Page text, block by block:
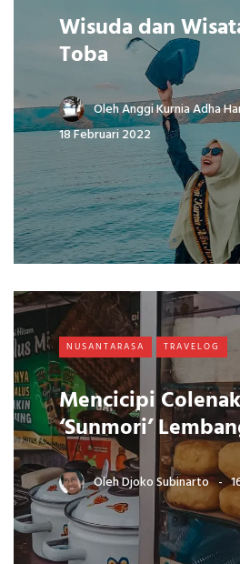
Wisuda dan
Toba
OlehAnggi Kurnia Adha
18 Februari 2022
NUSANTARASA TRAVELOG
Mencicipi
‘Sunmori’
OlehDjoko Subinarto